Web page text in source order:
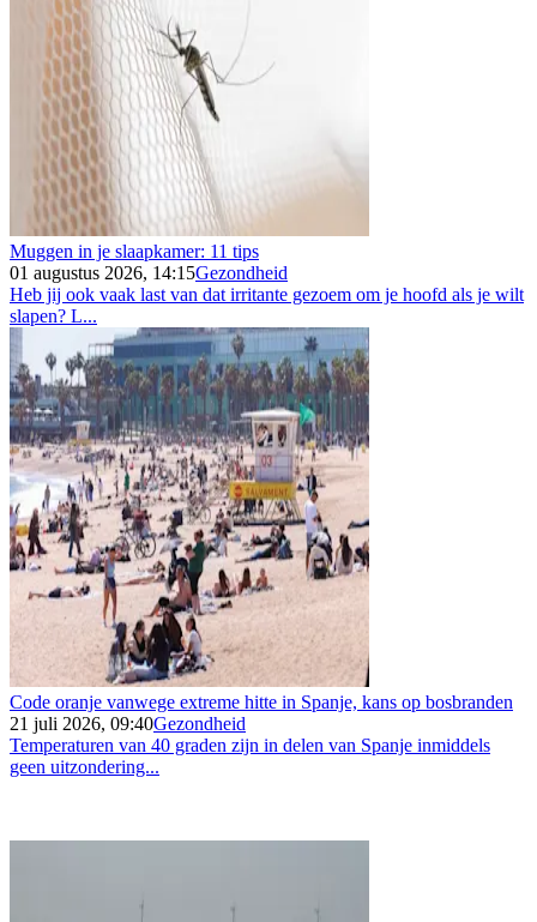
Muggen in je slaapkamer: 11 tips
01 augustus 2026, 14:15Gezondheid
Heb jij ook vaak last van dat irritante gezoem om je hoofd als je wilt
slapen? L...
Code oranje vanwege extreme hitte in Spanje, kans op bosbranden
21 juli 2026, 09:40Gezondheid
Temperaturen van 40 graden zijn in delen van Spanje inmiddels
geen uitzondering...